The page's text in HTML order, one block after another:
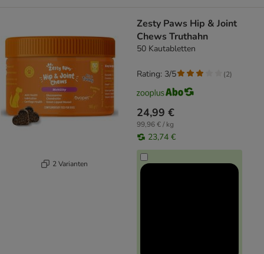
2 Varianten
Zesty Paws Hip & Joint
Chews Truthahn
50 Kautabletten
24,99 €
99,96 € / kg
23,74 €
Rating: 3/5 (2)